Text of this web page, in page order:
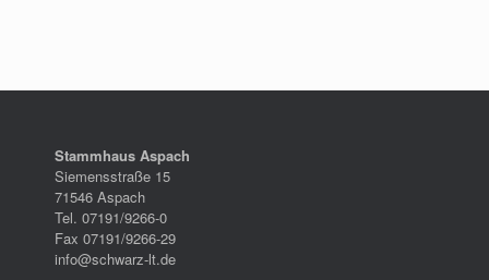
Stammhaus Aspach
Siemensstraße 15
71546 Aspach
Tel. 07191/9266-0
Fax 07191/9266-29
info@schwarz-lt.de